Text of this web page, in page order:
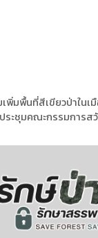
มพื้นที่สีเขียวป่าในเมื
ะชุมคณะกรรมการส